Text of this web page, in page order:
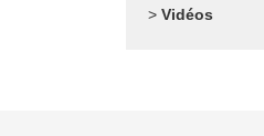
Vidéos